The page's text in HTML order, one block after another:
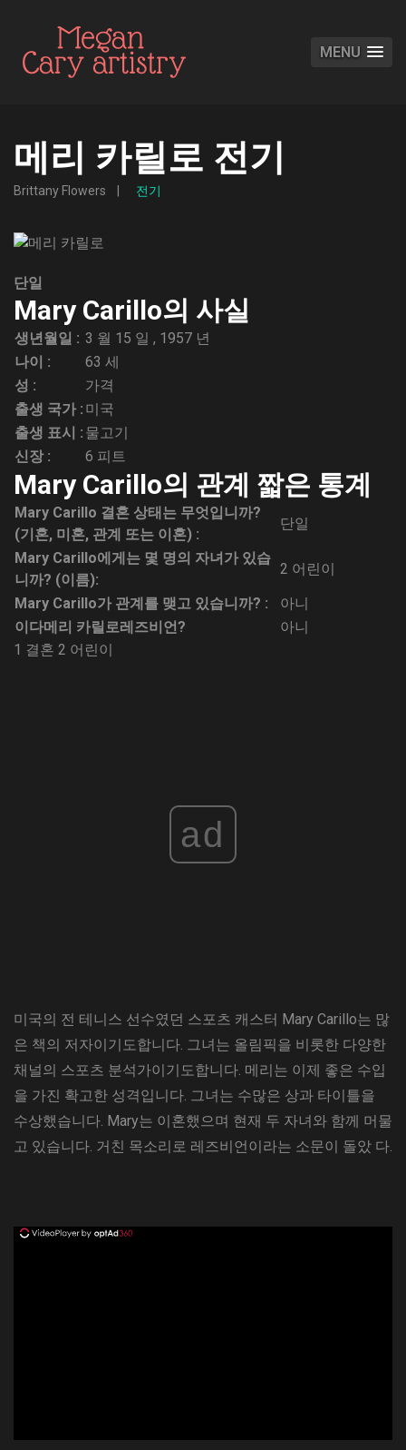
MENU
메리 카릴로 전기
Brittany Flowers 전기
단일
Mary Carillo의 사실
생년월일 : 3 월 15 일 , 1957 년
나이 :
63 세
성 :
가격
출생 국가 : 미국
출생 표시 : 물고기
신장 :
6 피트
Mary Carillo의 관계 짧은 통계
Mary Carillo 결혼 상태는 무엇입니까?
(기혼, 미혼, 관계 또는 이혼) :
단일
Mary Carillo에게는 몇 명의 자녀가 있습
니까? (이름):
2 어린이
Mary Carillo가 관계를 맺고 있습니까? :
아니
이다메리 카릴로레즈비언?
아니
1 결혼 2 어린이
ad
미국의 전 테니스 선수였던 스포츠 캐스터 Mary Carillo는 많
은 책의 저자이기도합니다. 그녀는 올림픽을 비롯한 다양한
채널의 스포츠 분석가이기도합니다. 메리는 이제 좋은 수입
을 가진 확고한 성격입니다. 그녀는 수많은 상과 타이틀을
수상했습니다. Mary는 이혼했으며 현재 두 자녀와 함께 머물
고 있습니다. 거친 목소리로 레즈비언이라는 소문이 돌았 다.